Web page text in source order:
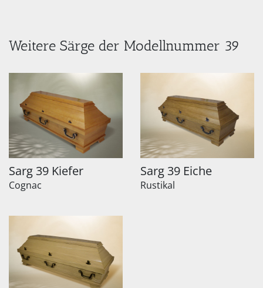
Weitere Särge der Modellnummer 39
Sarg 39 Kiefer
Cognac
Sarg 39 Eiche
Rustikal